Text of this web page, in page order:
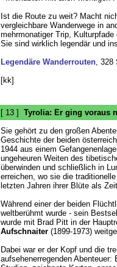
Ist die Route zu weit? Macht
vergleichbare Wanderwege in
mehrmonatiger Trip,
Sie sind wirklich legendär und
Legendäre Wanderrouten, 328
[kk]
[ 13 ] Tyrolia: Er ging voraus
Sie gehört zu den großen
Geschichte der beiden
1944 aus einem
ungeheuren Weiten des
überwinden und schließlich in
erreichen, wo sie die
letzten Jahren ihrer Blüte als
Während einer der beiden
weltberühmt wurde - sein
wurde mit Brad Pitt in der
Aufschnaiter(1899-1973)
Dabei war er der Kopf und die
aufsehenerregenden